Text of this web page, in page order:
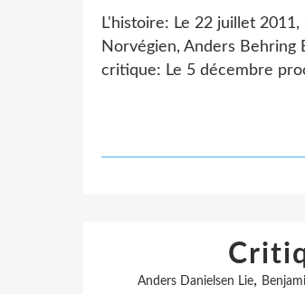
L'histoire: Le 22 juillet
Norvégien, Anders Behring
critique: Le 5 décembre
Anders Danielsen Lie,